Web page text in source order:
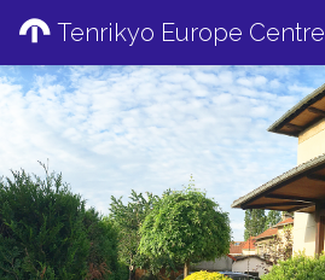
Tenrikyo Europe Centre